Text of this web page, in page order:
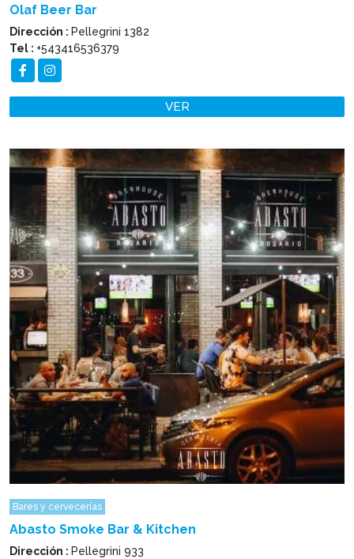
Olaf Beer Bar
Dirección : Pellegrini 1382
Tel : +543416536379
VER
Bares y cervecerías
Abasto Smoke Bar & Kitchen
Dirección : Pellegrini 933